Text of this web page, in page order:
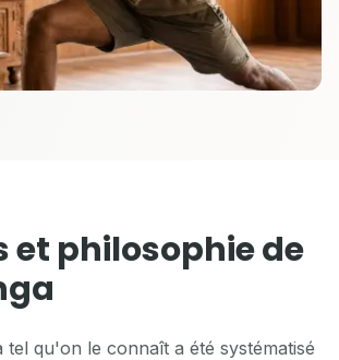
et philosophie de
tel qu'on le connaît a été systématisé